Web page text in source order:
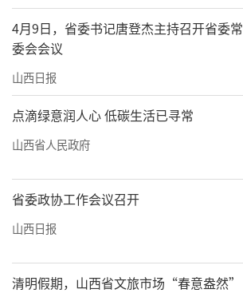
4月9日，省委书记唐登杰主持召开省委常
委会会议
山西日报
点滴绿意润人心 低碳生活已寻常
山西省人民政府
省委政协工作会议召开
山西日报
清明假期，山西省文旅市场“春意盎然”